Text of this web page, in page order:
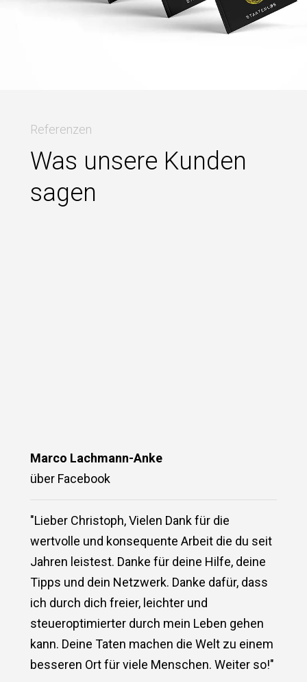
Referenzen
Was unsere Kunden
sagen
Marco Lachmann-Anke
über Facebook
"Lieber Christoph, Vielen Dank für die
wertvolle und konsequente Arbeit die du seit
Jahren leistest. Danke für deine Hilfe, deine
Tipps und dein Netzwerk. Danke dafür, dass
ich durch dich freier, leichter und
steueroptimierter durch mein Leben gehen
kann. Deine Taten machen die Welt zu einem
besseren Ort für viele Menschen. Weiter so!"